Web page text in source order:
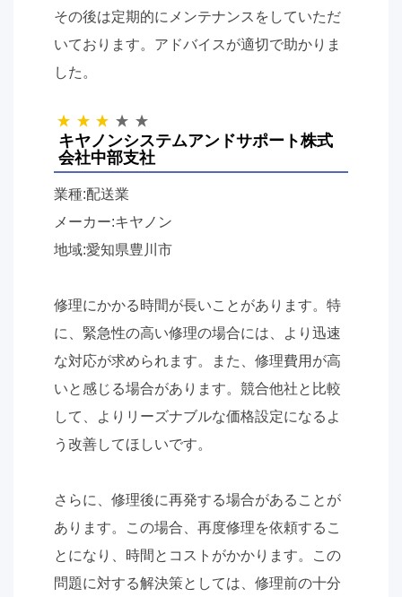
その後は定期的にメンテナンスをしていただ
いております。アドバイスが適切で助かりま
した。
キヤノンシステムアンドサポート株式
会社中部支社
業種:配送業
メーカー:キヤノン
地域:愛知県豊川市
修理にかかる時間が長いことがあります。特
に、緊急性の高い修理の場合には、より迅速
な対応が求められます。また、修理費用が高
いと感じる場合があります。競合他社と比較
して、よりリーズナブルな価格設定になるよ
う改善してほしいです。
さらに、修理後に再発する場合があることが
あります。この場合、再度修理を依頼するこ
とになり、時間とコストがかかります。この
問題に対する解決策としては、修理前の十分